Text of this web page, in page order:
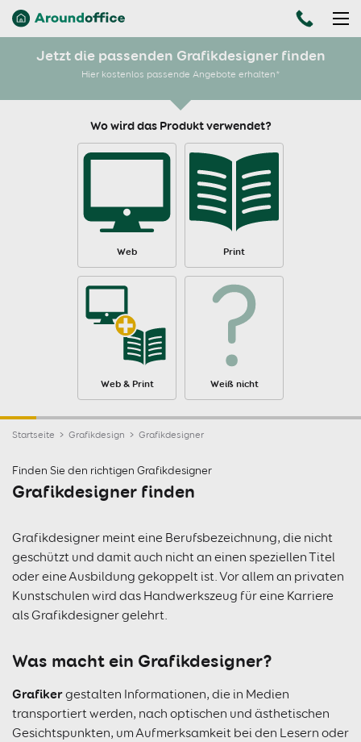
Jetzt die passenden Grafikdesigner finden
Hier kostenlos passende Angebote erhalten*
Wo wird das Produkt verwendet?
Web Print
Web & Print Weiß nicht
Startseite Grafikdesign Grafikdesigner
Finden Sie den richtigen Grafikdesigner
Grafikdesigner finden
Grafikdesigner meint eine Berufsbezeichnung, die nicht
geschützt und damit auch nicht an einen speziellen Titel
oder eine Ausbildung gekoppelt ist. Vor allem an privaten
Kunstschulen wird das Handwerkszeug für eine Karriere
als Grafikdesigner gelehrt.
Was macht ein Grafikdesigner?
Grafikergestalten Informationen, die in Medien
transportiert werden, nach optischen und ästhetischen
Gesichtspunkten, um Aufmerksamkeit bei den Lesern oder